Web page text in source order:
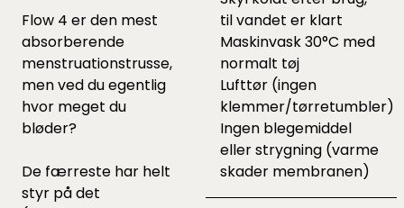
Flow 4 er den mest
absorberende
menstruationstrusse,
men ved du egentlig
hvor meget du
bløder?
De færreste har helt
styr på det
til vandet er klart
Maskinvask 30°C med
normalt tøj
Lufttør (ingen
klemmer/tørretumbler)
Ingen blegemiddel
eller strygning (varme
skader membranen)